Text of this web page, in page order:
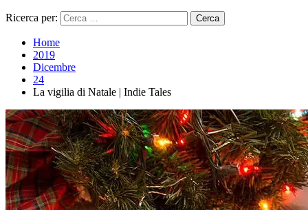
Ricerca per:
Home
2019
Dicembre
24
La vigilia di Natale | Indie Tales